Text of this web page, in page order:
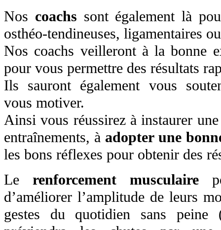
Nos coachs sont également là
osthéo-tendineuses, ligamentaires
Nos coachs veilleront à la bonne
pour vous permettre des résultats
Ils sauront également vous
vous motiver.
Ainsi vous réussirez à instaurer
entraînements, à adopter une
les bons réflexes pour obtenir des
Le renforcement musculaire
d’améliorer l’amplitude de leurs
gestes du quotidien sans peine